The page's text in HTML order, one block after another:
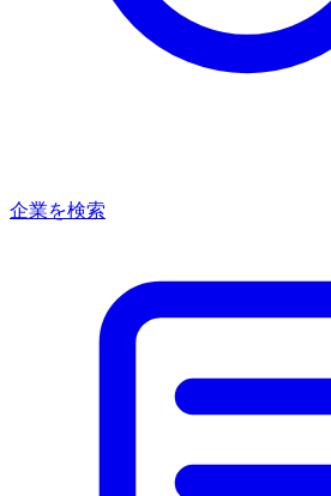
企業を検索